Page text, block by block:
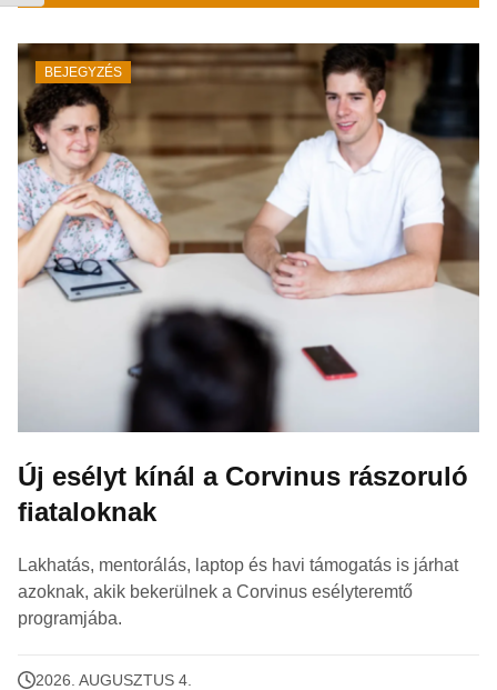
BEJEGYZÉS
Új esélyt kínál a Corvinus rászoruló
fiataloknak
Lakhatás, mentorálás, laptop és havi támogatás is járhat
azoknak, akik bekerülnek a Corvinus esélyteremtő
programjába.
2026. AUGUSZTUS 4.